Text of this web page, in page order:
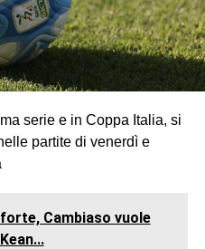
serie e in Coppa Italia, si
partite di venerdì e
Cambiaso vuole